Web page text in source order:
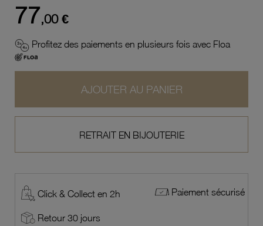
77,00 €
Profitez des paiements en plusieurs fois avec Floa
AJOUTER AU PANIER
RETRAIT EN BIJOUTERIE
Click & Collect en 2h Paiement sécurisé
Retour 30 jours